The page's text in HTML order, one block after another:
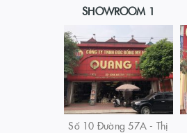
SHOWROOM 1
Số 10 Đường 57A - Thị